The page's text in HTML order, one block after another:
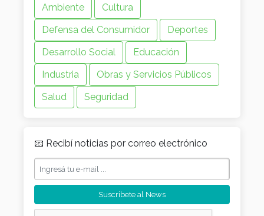
Ambiente
Cultura
Defensa del Consumidor
Deportes
Desarrollo Social
Educación
Industria
Obras y Servicios Públicos
Salud
Seguridad
📧 Recibí noticias por correo electrónico